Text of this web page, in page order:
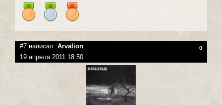
#7 написал: Arvalion 0
19 апреля 2011 18:50